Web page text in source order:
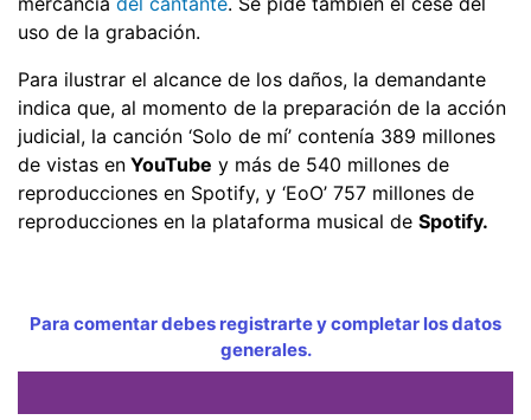
uso de la grabación.
Para ilustrar el alcance de los daños, la demandante
indica que, al momento de la preparación de la acción
judicial, la canción ‘Solo de mí’ contenía 389 millones
de vistas en YouTube y más de 540 millones de
reproducciones en Spotify, y ‘EoO’ 757 millones de
reproducciones en la plataforma musical de Spotify.
Para comentar debes registrarte y completar los datos
generales.